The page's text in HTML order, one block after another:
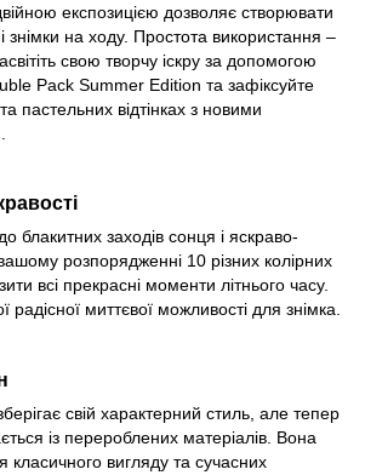
експозицією дозволяє створювати
знімки на ходу. Простота використання –
свою творчу іскру за допомогою
Pack Summer Edition та зафіксуйте
пастельних відтінках з новими
блакитних заходів сонця і яскраво-
розпорядженні 10 різних колірних
всі прекрасні моменти літнього часу.
радісної миттєвої можливості для знімка.
свій характерний стиль, але тепер
із перероблених матеріалів. Вона
вигляду та сучасних